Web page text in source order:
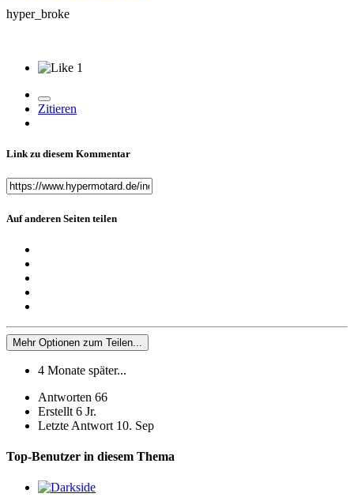
hyper_broke
1
Zitieren
Link zu diesem Kommentar
Auf anderen Seiten teilen
Mehr Optionen zum Teilen...
4 Monate später...
Antworten 66
Erstellt 6 Jr.
Letzte Antwort 10. Sep
Top-Benutzer in diesem Thema